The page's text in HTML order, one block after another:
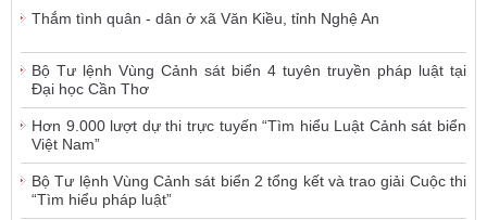
Thắm tình quân - dân ở xã Văn Kiều, tỉnh Nghệ An
Bộ Tư lệnh Vùng Cảnh sát biển 4 tuyên truyền pháp luật tại
Đại học Cần Thơ
Hơn 9.000 lượt dự thi trực tuyến “Tìm hiểu Luật Cảnh sát biển
Việt Nam”
Bộ Tư lệnh Vùng Cảnh sát biển 2 tổng kết và trao giải Cuộc thi
“Tìm hiểu pháp luật”